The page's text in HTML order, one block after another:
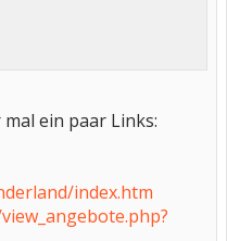
ein paar Links:
index.htm